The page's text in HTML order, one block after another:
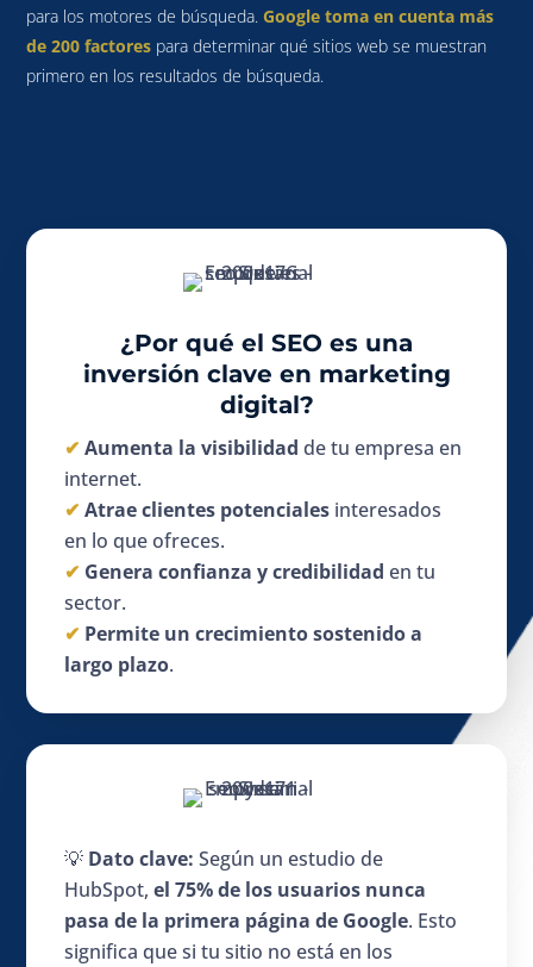
para los motores de búsqueda.Google toma en cuenta más
de 200 factores para determinar qué sitios web se muestran
primero en los resultados de búsqueda.
¿Por qué el SEO es una
inversión clave en marketing
digital?
✔ Aumenta la visibilidad de tu empresa en
internet.
✔ Atrae clientes potenciales interesados
en lo que ofreces.
✔ Genera confianza y credibilidad en tu
sector.
✔ Permite un crecimiento sostenido a
largo plazo.
💡 Dato clave: Según un estudio de
HubSpot,el 75% de los usuarios nunca
pasa de la primera página de Google. Esto
significa que si tu sitio no está en los